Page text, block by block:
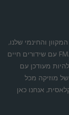
והחינמי שלנו,
המאפשר לך גישה קלה למעל 200 תחנות רדיו FM/AM עם שידורים חיים
מעודכן עם
של מוזיקה מכל
אנחנו כאן